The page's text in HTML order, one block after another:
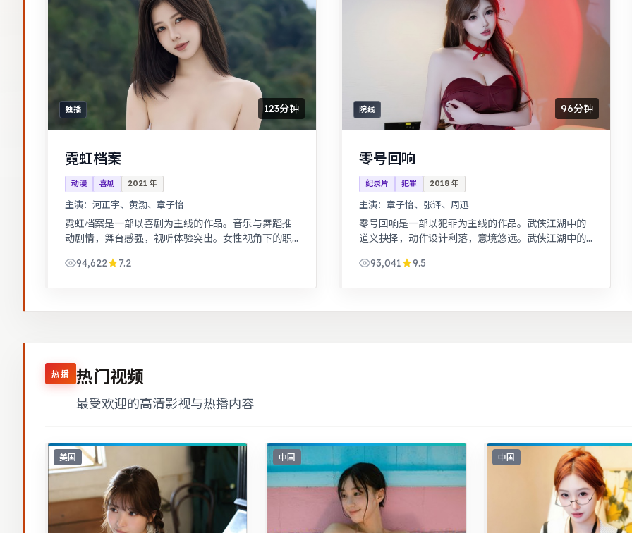
独播 123分钟
霓虹档案
动漫 喜剧 2021 年
主演： 河正宇、黄渤、章子怡
霓虹档案是一部以喜剧为主线的作品。音乐与舞蹈推
动剧情，舞台感强，视听体验突出。女性视角下的职
94,622
7.2
院线 96分钟
零号回响
纪录片 犯罪 2018 年
主演： 章子怡、张译、周迅
零号回响是一部以犯罪为主线的作品。武侠江湖中的
道义抉择，动作设计利落，意境悠远。武侠江湖中的
93,041
9.5
热播 热门视频
最受欢迎的高清影视与热播内容
美国 中国 中国